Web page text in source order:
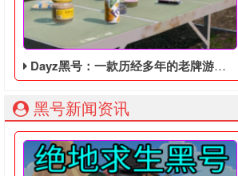
绝地求生黑号： 质保时间内找回换号！
Dayz黑号：一款历经多年的老牌游戏，也要进行最佳化更新
黑号新闻资讯